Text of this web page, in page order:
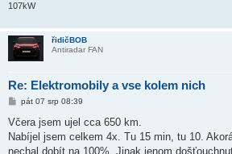
107kW
řidičBOB
Antiradar FAN
Re: Elektromobily a vse kolem nich
P
í
p
ě
pát 07 srp 08:39
Včera jsem ujel cca 650 km.
Nabíjel jsem celkem 4x. Tu 15 min, tu 10.
nechal dobít na 100%. Jinak jenom